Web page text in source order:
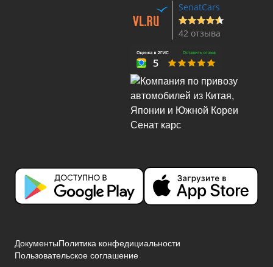
SenatCars
42 отзыва
ДокументыПолитика конфедициальности
Пользовательское соглашение